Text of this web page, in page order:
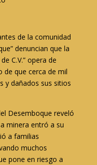
de la comunidad
denuncian que la
C.V.” opera de
de que cerca de mil
y dañados sus sitios
Desemboque reveló
minera entró a su
a familias
muchos
pone en riesgo a